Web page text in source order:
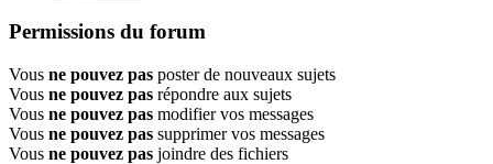
Permissions du forum
Vous ne pouvez pas poster de nouveaux sujets
Vous ne pouvez pas répondre aux sujets
Vous ne pouvez pas modifier vos messages
Vous ne pouvez pas supprimer vos messages
Vous ne pouvez pas joindre des fichiers